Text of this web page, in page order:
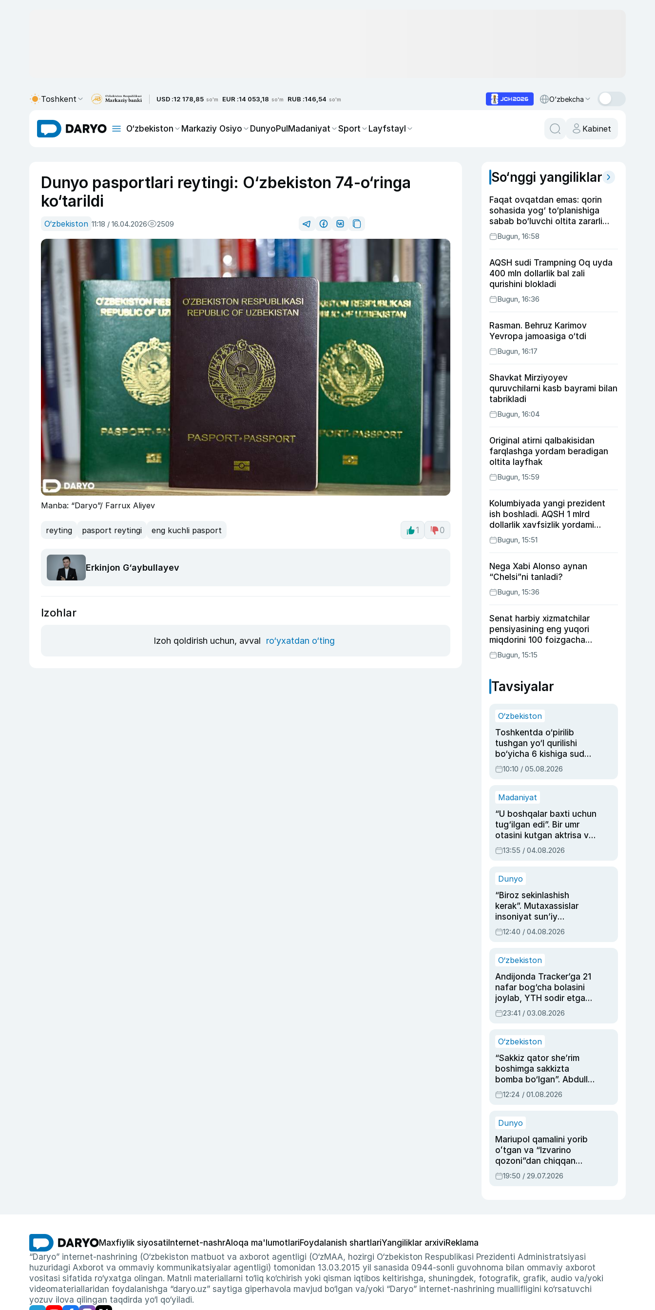
Toshkent USD :12 178,85 so'm EUR :14 053,18 so'm RUB :146,54 so'm O‘zbekcha
O‘zbekiston Markaziy Osiyo DunyoPulMadaniyat Sport Layfstayl Kabinet
Dunyo pasportlari reytingi: O‘zbekiston 74-o‘ringa
ko‘tarildi
O‘zbekiston 11:18 / 16.04.2026 2509
Manba: “Daryo”/ Farrux Aliyev
reyting pasport reytingi eng kuchli pasport 1 0
Erkinjon G‘aybullayev
Izohlar
Izoh qoldirish uchun, avval ro‘yxatdan o‘ting
So‘nggi yangiliklar
Faqat ovqatdan emas: qorin
sohasida yog‘ to‘planishiga
sabab bo‘luvchi oltita zararli
odatBugun, 16:58
AQSH sudi Trampning Oq uyda
400 mln dollarlik bal zali
qurishini blokladi
Bugun, 16:36
Rasman. Behruz Karimov
Yevropa jamoasiga o‘tdi
Bugun, 16:17
Shavkat Mirziyoyev
quruvchilarni kasb bayrami bilan
tabrikladi
Bugun, 16:04
Original atirni qalbakisidan
farqlashga yordam beradigan
oltita layfhak
Bugun, 15:59
Kolumbiyada yangi prezident
ish boshladi. AQSH 1 mlrd
dollarlik xavfsizlik yordami
bermoqchi
Bugun, 15:51
Nega Xabi Alonso aynan
“Chelsi”ni tanladi?
Bugun, 15:36
Senat harbiy xizmatchilar
pensiyasining eng yuqori
miqdorini 100 foizgacha
oshirishni nazarda tutuvchi
qonunni ma’qulladi
Bugun, 15:15
Tavsiyalar
O‘zbekiston
Toshkentda o‘pirilib
tushgan yo‘l qurilishi
bo‘yicha 6 kishiga sud
hukmi o‘qildi
10:10 / 05.08.2026
Madaniyat
“U boshqalar baxti uchun
tug‘ilgan edi”. Bir umr
otasini kutgan aktrisa va
dublyaj ustasi Rimma
Ahmedovaning
13:55 / 04.08.2026
Dunyo
“Biroz sekinlashish
kerak”. Mutaxassislar
insoniyat sun’iy
intellektni boshqara
olmay qolishidan xavotir
12:40 / 04.08.2026
O‘zbekiston
Andijonda Tracker’ga 21
nafar bog‘cha bolasini
joylab, YTH sodir etgan
ayolga sud hukmi o‘qildi
23:41 / 03.08.2026
O‘zbekiston
“Sakkiz qator she’rim
boshimga sakkizta
bomba bo‘lgan”. Abdulla
Oripovni siyosiy
ayblovlardan asrab
12:24 / 01.08.2026
Dunyo
Mariupol qamalini yorib
oʻtgan va “Izvarino
qozoni”dan chiqqan
qahramon — Ukraina
armiyasi bosh
19:50 / 29.07.2026
Maxfiylik siyosati Internet-nashrAloqa ma'lumotlariFoydalanish shartlariYangiliklar arxiviReklama
“Daryo” internet-nashrining (O‘zbekiston matbuot va axborot agentligi (O‘zMAA, hozirgi O‘zbekiston Respublikasi Prezidenti Administratsiyasi
huzuridagi Axborot va ommaviy kommunikatsiyalar agentligi) tomonidan 13.03.2015 yil sanasida 0944-sonli guvohnoma bilan ommaviy axborot
vositasi sifatida ro‘yxatga olingan. Matnli materiallarni to‘liq ko‘chirish yoki qisman iqtibos keltirishga, shuningdek, fotografik, grafik, audio va/yoki
videomateriallaridan foydalanishga “daryo.uz” saytiga giperhavola mavjud bo‘lgan va/yoki “Daryo” internet-nashrining muallifligini ko‘rsatuvchi
yozuv ilova qilingan taqdirda yo‘l qo‘yiladi.